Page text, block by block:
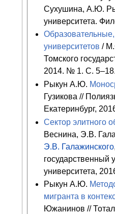
Сухушина, А.Ю.
университета.
университетов /
Томского
2014. № 1. С.
Рыкун А.Ю.
Гузикова //
Екатеринбург,
Сектор элитного
Веснина, Э.В.
Э.В. Галажинского
государственный
университета,
Рыкун А.Ю.
мигранта в
Южанинов //